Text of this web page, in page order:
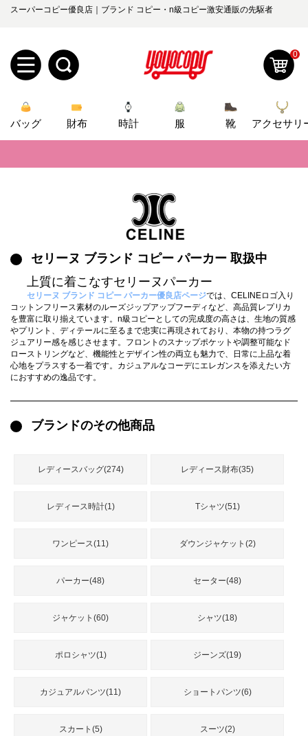
スーパーコピー優良店｜ブランド コピー・n級コピー激安通販の先駆者
規
録
ロ
ー
ー
管
お
ら
せ
2026人気特集
バッグ
財布
時計
服
ズボン
衣装セット
靴
住まい用品
アクセサリー
ベルト
スカーフ
アイフォーンケ
ース
小物
0
バッグ 財布 時計 服 靴 アクセサリ
新作入荷！ルイ・ヴィトンスーパーコピー バッグ最新モデルが登場。
当店は正真正銘のn級スーパーコピーのみ取扱い。最高品質の再現度を
📢 2026春の新作続々更新中！期間中のご注文でお得な割引をご利用いただ
新作入荷！ルイ・ヴィトンスーパーコピー バッグ最新モデルが登場。
セリーヌ ブランド コピー パーカー 取扱中
上質に着こなすセリーヌパーカー
セリーヌ ブランド コピー パーカー優良店ページでは、CELINEロゴ入り
コットンフリース素材のルーズジップアップフーディなど、高品質レプリカ
を豊富に取り揃えています。n級コピーとしての完成度の高さは、生地の質感
やプリント、ディテールに至るまで忠実に再現されており、本物の持つラグ
ジュアリー感を感じさせます。フロントのスナップポケットや調整可能なド
ローストリングなど、機能性とデザイン性の両立も魅力で、日常に上品な着
心地をプラスする一着です。カジュアルなコーデにエレガンスを添えたい方
におすすめの逸品です。
ブランドのその他商品
レディースバッグ(274) レディース財布(35)
レディース時計(1) Tシャツ(51)
ワンピース(11) ダウンジャケット(2)
パーカー(48) セーター(48)
ジャケット(60) シャツ(18)
ポロシャツ(1) ジーンズ(19)
カジュアルパンツ(11) ショートパンツ(6)
スカート(5) スーツ(2)